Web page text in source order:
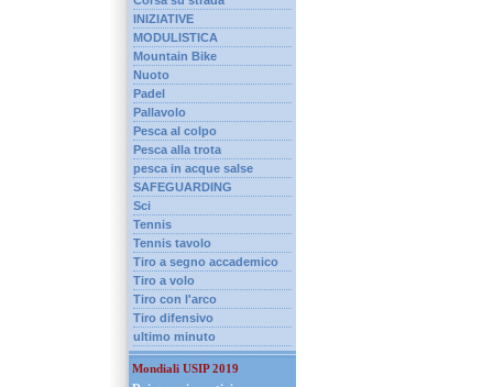
INIZIATIVE
MODULISTICA
Mountain Bike
Nuoto
Padel
Pallavolo
Pesca al colpo
Pesca alla trota
pesca in acque salse
SAFEGUARDING
Sci
Tennis
Tennis tavolo
Tiro a segno accademico
Tiro a volo
Tiro con l'arco
Tiro difensivo
ultimo minuto
Mondiali USIP 2019